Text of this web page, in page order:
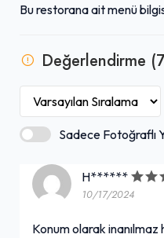
Öğle yemeği servisi
Tuvalet mevcut
Eve servis
+ Daha Fazla (1)
Bu restorana ait menü
Değerlendirme
Sadece Fotoğraflı
H******
10/17/2024
Konum olarak